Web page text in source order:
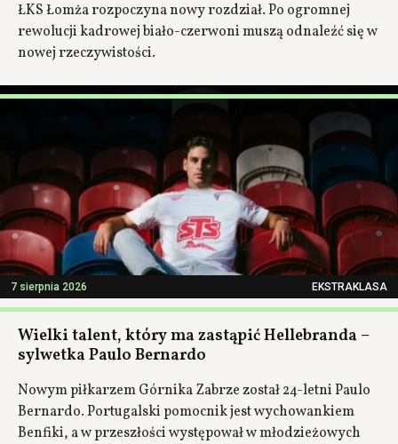
ŁKS Łomża rozpoczyna nowy rozdział. Po ogromnej
rewolucji kadrowej biało-czerwoni muszą odnaleźć się w
nowej rzeczywistości.
7 sierpnia 2026 EKSTRAKLASA
Wielki talent, który ma zastąpić Hellebranda –
sylwetka Paulo Bernardo
Nowym piłkarzem Górnika Zabrze został 24-letni Paulo
Bernardo. Portugalski pomocnik jest wychowankiem
Benfiki, a w przeszłości występował w młodzieżowych